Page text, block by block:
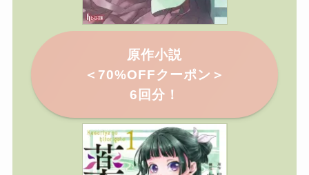
原作小説
＜ 70%OFFクーポン＞
6回分！